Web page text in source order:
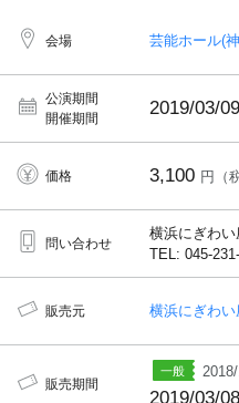
会場 芸能ホール(
公演期間
開催期間
2019/03/
価格 3,100 円（
問い合わせ
横浜にぎわい
TEL: 045-
販売元 横浜にぎわい
販売期間
2019/03/